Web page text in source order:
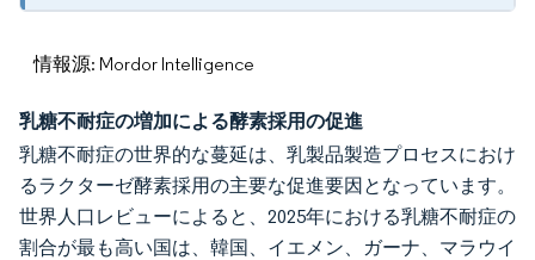
情報源: Mordor Intelligence
乳糖不耐症の増加による酵素採用の促進
乳糖不耐症の世界的な蔓延は、乳製品製造プロセスにおけ
るラクターゼ酵素採用の主要な促進要因となっています。
世界人口レビューによると、2025年における乳糖不耐症の
割合が最も高い国は、韓国、イエメン、ガーナ、マラウイ